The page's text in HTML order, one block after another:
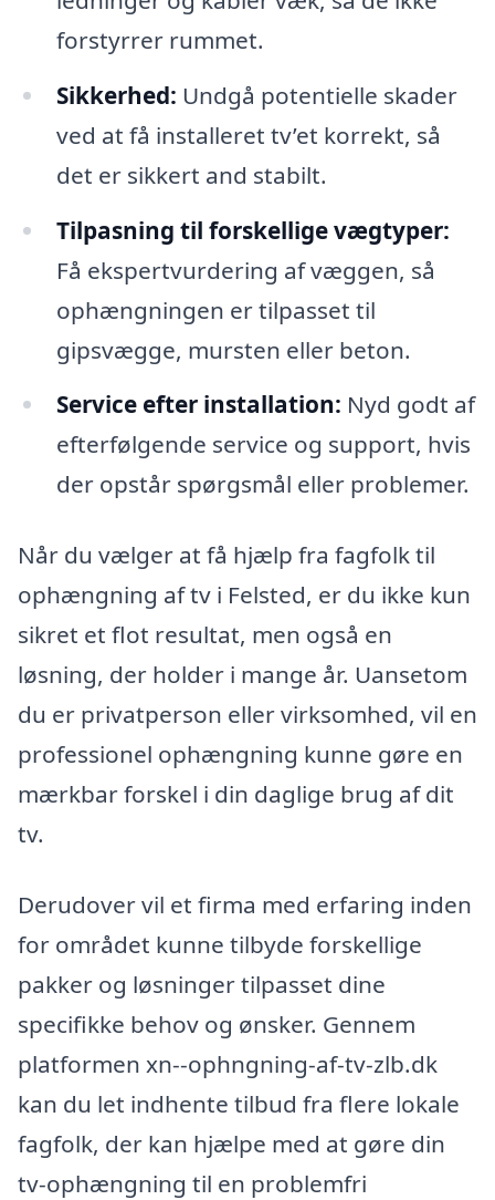
forstyrrer rummet.
Sikkerhed: Undgå potentielle skader
ved at få installeret tv’et korrekt, så
det er sikkert and stabilt.
Tilpasning til forskellige vægtyper:
Få ekspertvurdering af væggen, så
ophængningen er tilpasset til
gipsvægge, mursten eller beton.
Service efter installation: Nyd godt af
efterfølgende service og support, hvis
der opstår spørgsmål eller problemer.
Når du vælger at få hjælp fra fagfolk til
ophængning af tv i Felsted, er du ikke kun
sikret et flot resultat, men også en
løsning, der holder i mange år. Uansetom
du er privatperson eller virksomhed, vil en
professionel ophængning kunne gøre en
mærkbar forskel i din daglige brug af dit
tv.
Derudover vil et firma med erfaring inden
for området kunne tilbyde forskellige
pakker og løsninger tilpasset dine
specifikke behov og ønsker. Gennem
platformen xn--ophngning-af-tv-zlb.dk
kan du let indhente tilbud fra flere lokale
fagfolk, der kan hjælpe med at gøre din
tv-ophængning til en problemfri